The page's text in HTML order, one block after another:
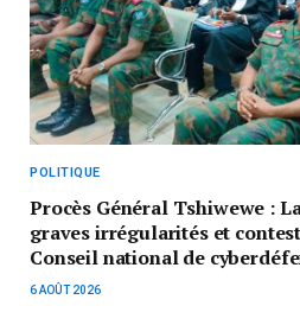
POLITIQUE
Procès Général Tshiwewe :
graves irrégularités et
Conseil national de
6 AOÛT 2026